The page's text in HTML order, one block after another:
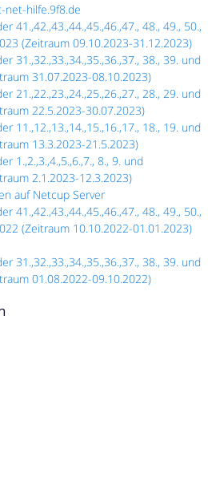
net-hilfe.9f8.de
41.,42.,43.,44.,45.,46.,47., 48., 49., 50.,
(Zeitraum 09.10.2023-31.12.2023)
31.,32.,33.,34.,35.,36.,37., 38., 39. und
31.07.2023-08.10.2023)
21.,22.,23.,24.,25.,26.,27., 28., 29. und
22.5.2023-30.07.2023)
11.,12.,13.,14.,15.,16.,17., 18., 19. und
13.3.2023-21.5.2023)
1.,2.,3.,4.,5.,6.,7., 8., 9. und
2.1.2023-12.3.2023)
auf Netcup Server
41.,42.,43.,44.,45.,46.,47., 48., 49., 50.,
(Zeitraum 10.10.2022-01.01.2023)
31.,32.,33.,34.,35.,36.,37., 38., 39. und
01.08.2022-09.10.2022)